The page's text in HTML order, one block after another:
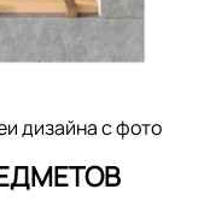
дизайна с фото